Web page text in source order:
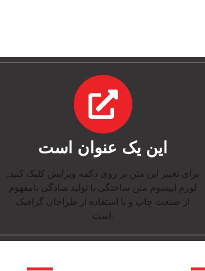
این یک عنوان است
برای تغییر این متن بر روی دکمه ویرایش کلیک کنید.
لورم ایپسوم متن ساختگی با تولید سادگی نامفهوم
از صنعت چاپ و با استفاده از طراحان گرافیک
است.